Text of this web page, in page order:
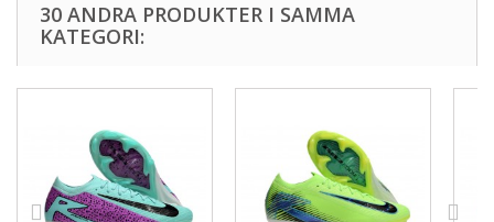
30 ANDRA PRODUKTER I SAMMA
KATEGORI: